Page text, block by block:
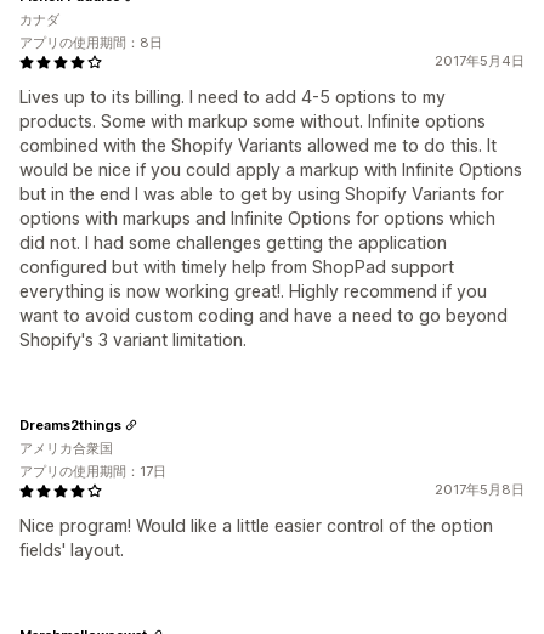
2017年5月4日
Lives up to its billing. I need to add 4-5 options to my
products. Some with markup some without. Infinite options
combined with the Shopify Variants allowed me to do this. It
would be nice if you could apply a markup with Infinite Options
but in the end I was able to get by using Shopify Variants for
options with markups and Infinite Options for options which
did not. I had some challenges getting the application
configured but with timely help from ShopPad support
everything is now working great!. Highly recommend if you
want to avoid custom coding and have a need to go beyond
Shopify's 3 variant limitation.
カナダ
アプリの使用期間：8日
2017年5月8日
Nice program! Would like a little easier control of the option
fields' layout.
Dreams2things
アメリカ合衆国
アプリの使用期間：17日